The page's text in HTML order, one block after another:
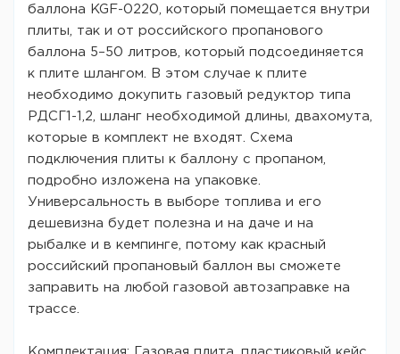
баллона KGF-0220, который помещается внутри
плиты, так и от российского пропанового
баллона 5–50 литров, который подсоединяется
к плите шлангом. В этом случае к плите
необходимо докупить газовый редуктор типа
РДСГ1-1,2, шланг необходимой длины, двахомута,
которые в комплект не входят. Схема
подключения плиты к баллону с пропаном,
подробно изложена на упаковке.
Универсальность в выборе топлива и его
дешевизна будет полезна и на даче и на
рыбалке и в кемпинге, потому как красный
российский пропановый баллон вы сможете
заправить на любой газовой автозаправке на
трассе.